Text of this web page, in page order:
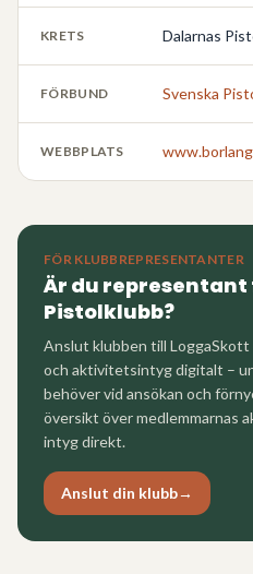
KRETS Dalarnas
FÖRBUND Svenska
WEBBPLATS
FÖR KLUBBREPRESENTANTER
Är du representant
Pistolklubb?
Anslut klubben till
och aktivitetsintyg digitalt –
behöver vid ansökan och
översikt över medlemmarnas
intyg direkt.
Anslut din klubb→